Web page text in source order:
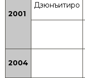
2001
Дзюнъитиро
2004